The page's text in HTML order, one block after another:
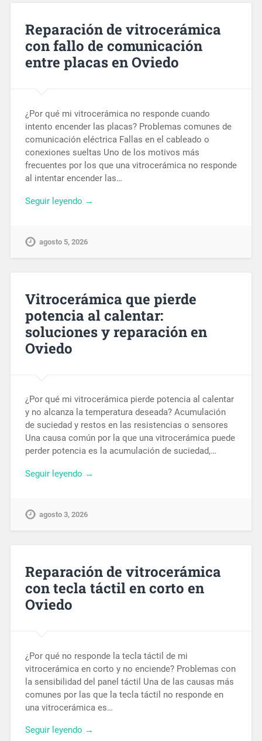
Reparación de vitrocerámica
con fallo de comunicación
entre placas en Oviedo
¿Por qué mi vitrocerámica no responde cuando
intento encender las placas? Problemas comunes de
comunicación eléctrica Fallas en el cableado o
conexiones sueltas Uno de los motivos más
frecuentes por los que una vitrocerámica no responde
al intentar encender las…
Seguir leyendo →
agosto 5, 2026
Vitrocerámica que pierde
potencia al calentar:
soluciones y reparación en
Oviedo
¿Por qué mi vitrocerámica pierde potencia al calentar
y no alcanza la temperatura deseada? Acumulación
de suciedad y restos en las resistencias o sensores
Una causa común por la que una vitrocerámica puede
perder potencia es la acumulación de suciedad,…
Seguir leyendo →
agosto 3, 2026
Reparación de vitrocerámica
con tecla táctil en corto en
Oviedo
¿Por qué no responde la tecla táctil de mi
vitrocerámica en corto y no enciende? Problemas con
la sensibilidad del panel táctil Una de las causas más
comunes por las que la tecla táctil no responde en
una vitrocerámica es…
Seguir leyendo →